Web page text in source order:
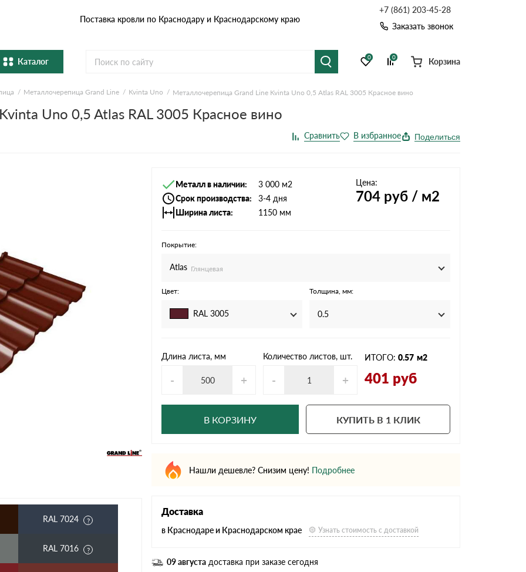
Поставка кровли по Краснодару и Краснодарскому краю
+7 (861) 203-45-28
Заказать звонок
Каталог
Металлочерепица Гибкая черепица Рулонная кровля
Натуральная керамическая
Ондулин Смарт
0 0 Корзина
Металлочерепица Grand Line Kvinta Uno Металлочерепица Grand Line Kvinta Uno 0,5 Atlas RAL 3005 Красное вино
Uno 0,5 Atlas RAL 3005 Красное вино
Поделиться
RAL 7024
RAL 7016
Металл в наличии
3 000 м2
Срок производства
3-4 дня
Ширина листа
1150 мм
Цена:
704 руб / м2
Покрытие:
Atlas Глянцевая
Цвет:
RAL 3005
Толщина, мм:
0.5
Длина листа, мм
- +
Количество листов, шт.
- +
ИТОГО: 0.57 м2
401 руб
В КОРЗИНУ КУПИТЬ В 1 КЛИК
Нашли дешевле? Снизим цену! Подробнее
Доставка
в Краснодаре и Краснодарском крае Узнать стоимость с доставкой
09 августа доставка при заказе сегодня